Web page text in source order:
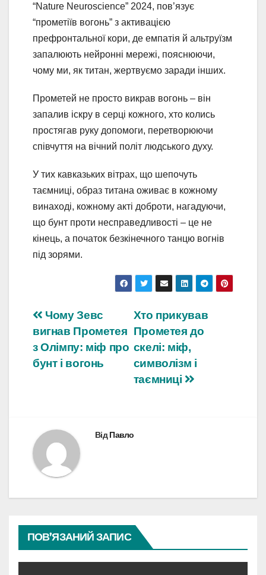
“Nature Neuroscience” 2024, пов’язує
“прометіїв вогонь” з активацією
префронтальної кори, де емпатія й альтруїзм
запалюють нейронні мережі, пояснюючи,
чому ми, як титан, жертвуємо заради інших.
Прометей не просто викрав вогонь – він
запалив іскру в серці кожного, хто колись
простягав руку допомоги, перетворюючи
співчуття на вічний політ людського духу.
У тих кавказьких вітрах, що шепочуть
таємниці, образ титана оживає в кожному
винаході, кожному акті доброти, нагадуючи,
що бунт проти несправедливості – це не
кінець, а початок безкінечного танцю вогнів
під зорями.
Навігація
записів
Хто прикував
Прометея до
скелі: міф,
символізм і
таємниці
Чому Зевс
вигнав Прометея
з Олімпу: міф про
бунт і вогонь
ВідПавло
ПОВ’ЯЗАНИЙ ЗАПИС